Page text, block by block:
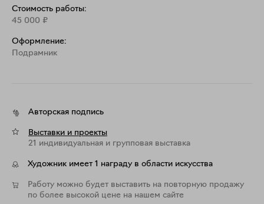
Стоимость работы:
45 000 ₽
Оформление:
Подрамник
Авторская подпись
Выставки и проекты
21 индивидуальная и групповая выставка
Художник имеет 1 награду в области искусства
Работу можно будет выставить на повторную продажу
по более высокой цене на нашем сайте